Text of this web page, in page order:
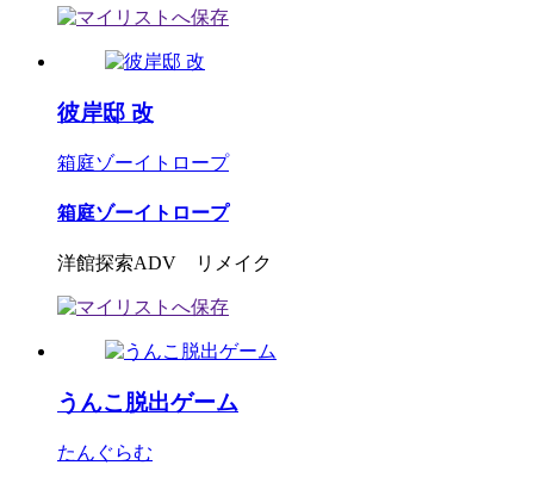
彼岸邸 改
箱庭ゾーイトロープ
箱庭ゾーイトロープ
洋館探索ADV リメイク
うんこ脱出ゲーム
たんぐらむ